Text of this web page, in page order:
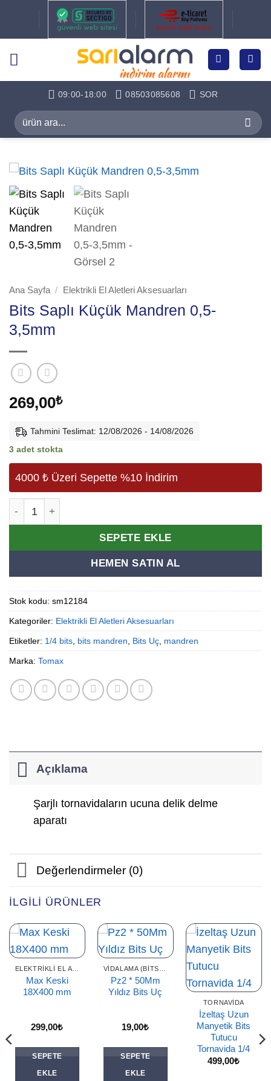
09:00-18:00 08503085608 SOR
Ara:
Ana Sayfa / Elektrikli El Aletleri Aksesuarları
Bits Saplı Küçük Mandren 0,5-
3,5mm
269,00₺
Tahmini Teslimat: 12/08/2026 - 14/08/2026
3 adet stokta
4000 ₺ Üzeri Sepette %10 İndirim
SEPETE EKLE
HEMEN SATIN AL
Alternative:
Stok kodu: sm12184
Kategoriler: Elektrikli El Aletleri Aksesuarları
Etiketler: 1/4 bits bits mandren Bits Uç mandren
Marka: Tomax
Açıklama
Şarjlı tornavidaların ucuna delik delme
aparatı
Değerlendirmeler (0)
İLGILI ÜRÜNLER
Max Keski
18X400 mm
299,00₺
SEPETE
EKLE
Pz2 * 50Mm
Yıldız Bits Uç
19,00₺
SEPETE
EKLE
TORNAVIDA
İzeltaş Uzun
Manyetik Bits
Tutucu
Tornavida 1/4
499,00₺